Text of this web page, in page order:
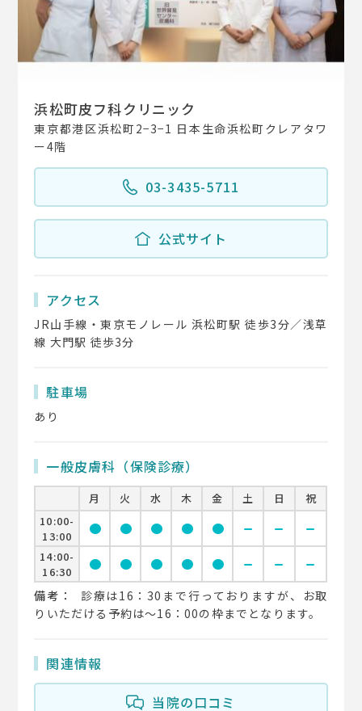
浜松町皮フ科クリニック
東京都港区浜松町2−3−1 日本生命浜松町クレアタワ
ー4階
03-3435-5711
公式サイト
アクセス
JR山手線・東京モノレール 浜松町駅 徒歩3分／浅草
線 大門駅 徒歩3分
駐車場
あり
一般皮膚科（保険診療）
月 火 水 木 金 土 日
祝
10:00-
13:00
circle circle circle circle circle remove remove remove
14:00-
16:30
circle circle circle circle circle remove remove remove
備考：
診療は16：30まで行っておりますが、お取
りいただける予約は～16：00の枠までとなります。
関連情報
当院の口コミ